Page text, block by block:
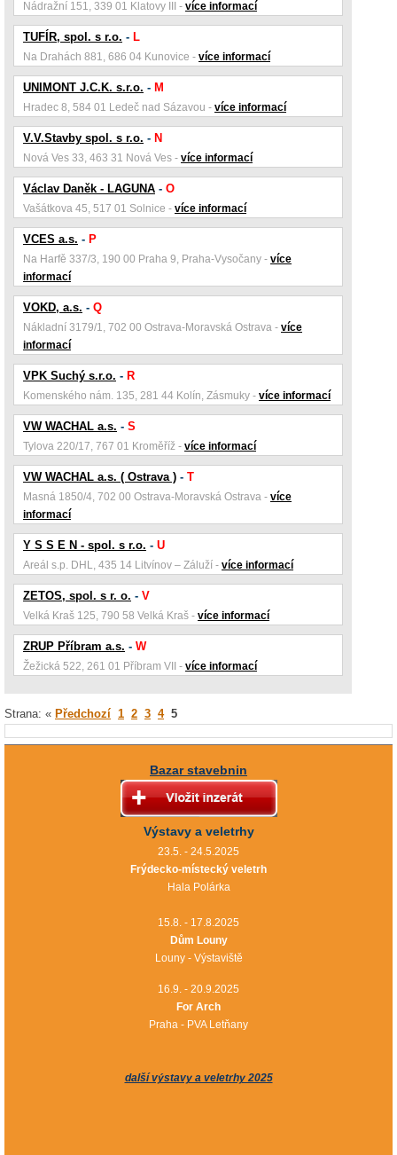
Nádražní 151, 339 01 Klatovy III - více informací
TUFÍR, spol. s r.o. - L
Na Drahách 881, 686 04 Kunovice - více informací
UNIMONT J.C.K. s.r.o. - M
Hradec 8, 584 01 Ledeč nad Sázavou - více informací
V.V.Stavby spol. s r.o. - N
Nová Ves 33, 463 31 Nová Ves - více informací
Václav Daněk - LAGUNA - O
Vašátkova 45, 517 01 Solnice - více informací
VCES a.s. - P
Na Harfě 337/3, 190 00 Praha 9, Praha-Vysočany - více
informací
VOKD, a.s. - Q
Nákladní 3179/1, 702 00 Ostrava-Moravská Ostrava - více
informací
VPK Suchý s.r.o. - R
Komenského nám. 135, 281 44 Kolín, Zásmuky - více informací
VW WACHAL a.s. - S
Tylova 220/17, 767 01 Kroměříž - více informací
VW WACHAL a.s. ( Ostrava ) - T
Masná 1850/4, 702 00 Ostrava-Moravská Ostrava - více
informací
Y S S E N - spol. s r.o. - U
Areál s.p. DHL, 435 14 Litvínov – Záluží - více informací
ZETOS, spol. s r. o. - V
Velká Kraš 125, 790 58 Velká Kraš - více informací
ZRUP Příbram a.s. - W
Žežická 522, 261 01 Příbram VII - více informací
Strana: « Předchozí 1 2 3 4 5
Bazar stavebnin
Výstavy a veletrhy
23.5. - 24.5.2025
Frýdecko-místecký veletrh
Hala Polárka
15.8. - 17.8.2025
Dům Louny
Louny - Výstaviště
16.9. - 20.9.2025
For Arch
Praha - PVA Letňany
další výstavy a veletrhy 2025